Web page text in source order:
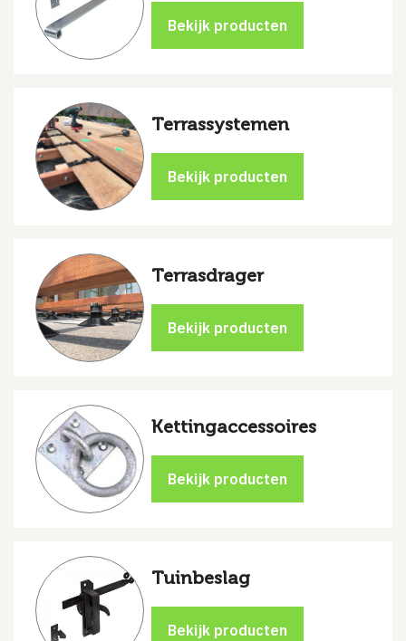
Terrassystemen
Terrasdrager
Kettingaccessoires
Tuinbeslag